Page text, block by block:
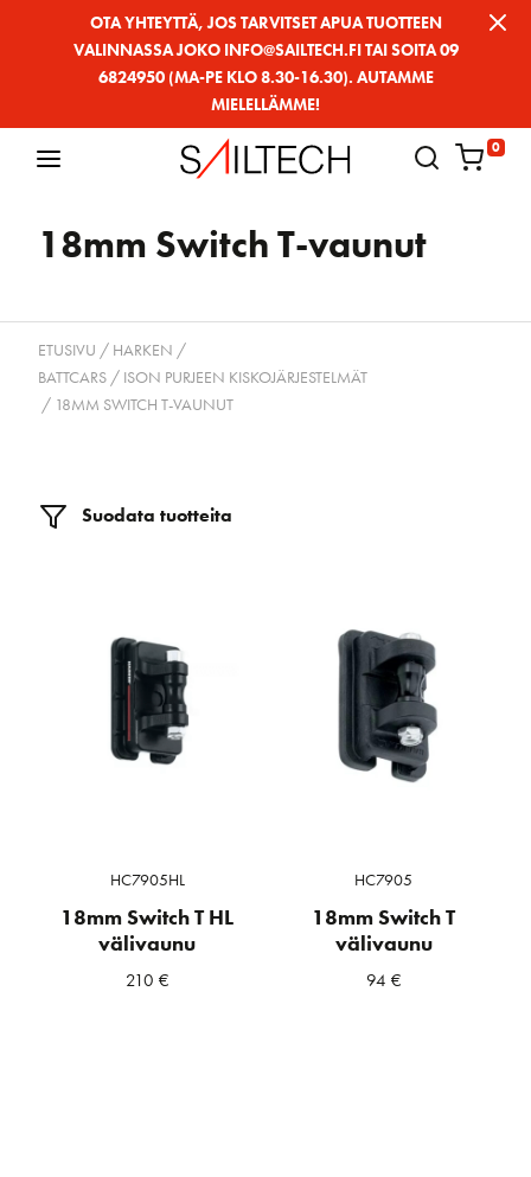
OTA YHTEYTTÄ, JOS TARVITSET APUA TUOTTEEN
VALINNASSA JOKO INFO@SAILTECH.FI TAI SOITA 09
6824950 (MA-PE KLO 8.30-16.30). AUTAMME
MIELELLÄMME!
0
18mm Switch T-vaunut
ETUSIVU / HARKEN /
BATTCARS / ISON PURJEEN KISKOJÄRJESTELMÄT
/ 18MM SWITCH T-VAUNUT
Suodata tuotteita
HC7905HL
18mm Switch T HL
välivaunu
210 €
HC7905
18mm Switch T
välivaunu
94 €